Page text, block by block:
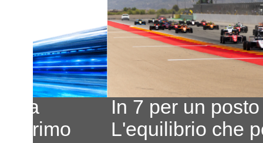
In 7 per un posto al sole
L'equilibrio che persiste